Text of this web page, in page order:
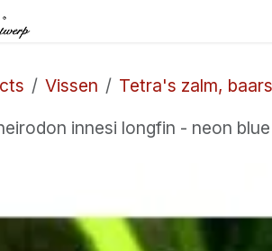
Vissen
Tetra's zalm,
innesi longfin - neon